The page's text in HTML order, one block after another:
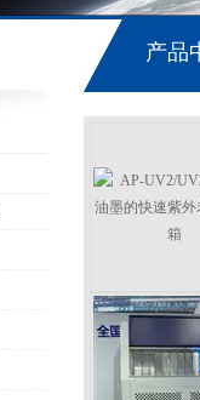
产品